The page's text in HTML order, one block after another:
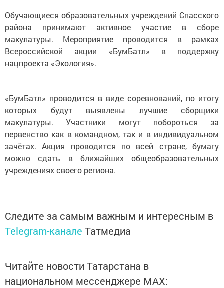
Обучающиеся образовательных учреждений Спасского
района принимают активное участие в сборе
макулатуры. Мероприятие проводится в рамках
Всероссийской акции «БумБатл» в поддержку
нацпроекта «Экология».
«БумБатл» проводится в виде соревнований, по итогу
которых будут выявлены лучшие сборщики
макулатуры. Участники могут побороться за
первенство как в командном, так и в индивидуальном
зачётах. Акция проводится по всей стране, бумагу
можно сдать в ближайших общеобразовательных
учреждениях своего региона.
Следите за самым важным и интересным в
Telegram-канале Татмедиа
Читайте новости Татарстана в
национальном мессенджере MАХ: